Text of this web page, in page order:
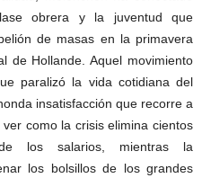
obrera y la juventud que
de masas en la primavera
de Hollande. Aquel movimiento
paralizó la vida cotidiana del
insatisfacción que recorre a
como la crisis elimina cientos
los salarios, mientras la
los bolsillos de los grandes